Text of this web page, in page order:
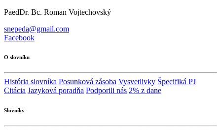
PaedDr. Bc. Roman Vojtechovský
snepeda@gmail.com
Facebook
O slovníku
História slovníka Posunková zásoba Vysvetlivky Špecifiká PJ
Citácia Jazyková poradňa Podporili nás 2% z dane
Slovníky